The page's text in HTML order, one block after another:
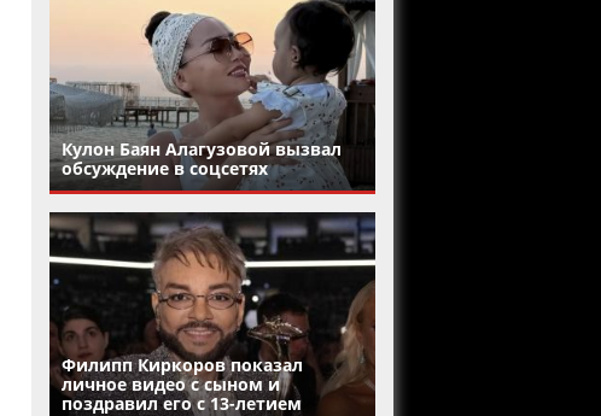
Кулон Баян Алагузовой вызвал
обсуждение в соцсетях
Филипп Киркоров показал
личное видео с сыном и
поздравил его с 13-летием